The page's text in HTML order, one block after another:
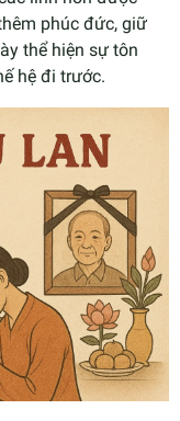
phúc đức, giữ
thể hiện sự tôn
hệ đi trước.